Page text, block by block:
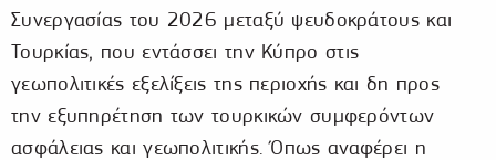
Συνεργασίας του 2026 μεταξύ ψευδοκράτους και
Τουρκίας, που εντάσσει την Κύπρο στις
γεωπολιτικές εξελίξεις της περιοχής και δη προς
την εξυπηρέτηση των τουρκικών συμφερόντων
ασφάλειας και γεωπολιτικής. Όπως αναφέρει η